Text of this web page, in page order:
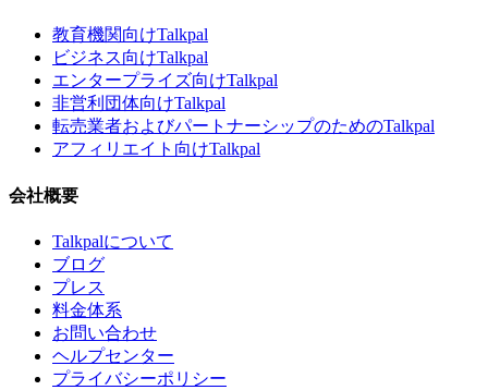
教育機関向けTalkpal
ビジネス向けTalkpal
エンタープライズ向けTalkpal
非営利団体向けTalkpal
転売業者およびパートナーシップのためのTalkpal
アフィリエイト向けTalkpal
会社概要
Talkpalについて
ブログ
プレス
料金体系
お問い合わせ
ヘルプセンター
プライバシーポリシー